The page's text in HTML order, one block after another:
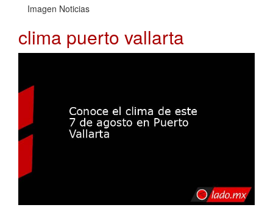
Imagen Noticias
clima puerto vallarta